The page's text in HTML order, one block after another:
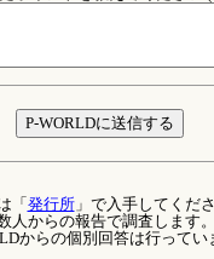
「 発行所」で入手してくだ
人からの報告で調査します
からの個別回答は行ってい